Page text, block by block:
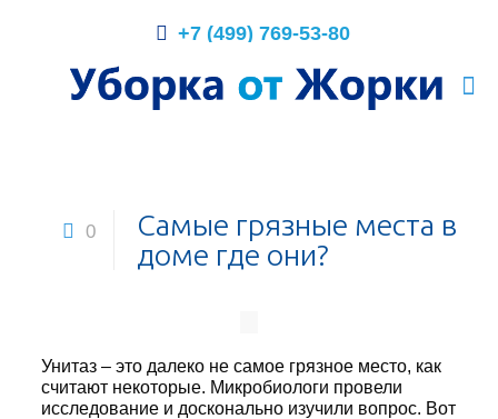
+7 (499) 769-53-80
0
Самые грязные места в
доме где они?
Унитаз – это далеко не самое грязное место, как
считают некоторые. Микробиологи провели
исследование и досконально изучили вопрос. Вот